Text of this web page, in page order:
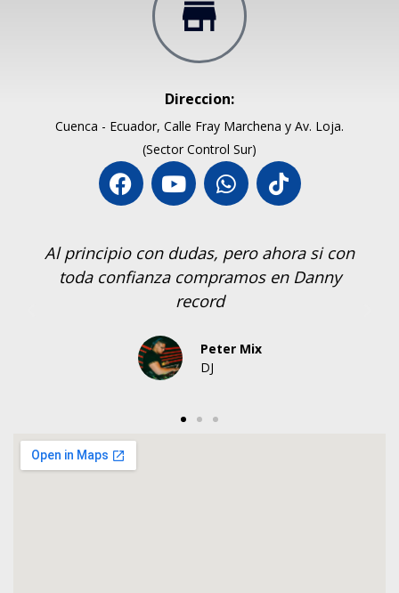
Direccion:
Cuenca - Ecuador, Calle Fray Marchena y Av. Loja.
(Sector Control Sur)
Al principio con dudas, pero ahora si con
toda confianza compramos en Danny
record
Peter Mix
DJ